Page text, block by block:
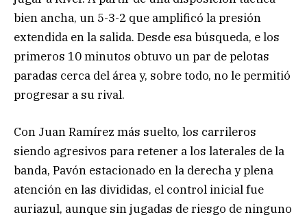
bien ancha, un 5-3-2 que amplificó la presión
extendida en la salida. Desde esa búsqueda, e los
primeros 10 minutos obtuvo un par de pelotas
paradas cerca del área y, sobre todo, no le permitió
progresar a su rival.
Con Juan Ramírez más suelto, los carrileros
siendo agresivos para retener a los laterales de la
banda, Pavón estacionado en la derecha y plena
atención en las divididas, el control inicial fue
auriazul, aunque sin jugadas de riesgo de ninguno